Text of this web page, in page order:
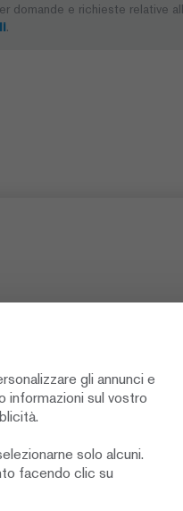
domande e richieste relative
.
gli annunci e
informazioni sul vostro
solo alcuni.
facendo clic su